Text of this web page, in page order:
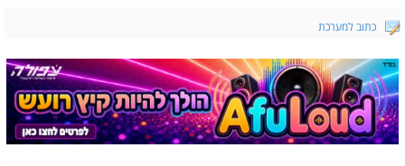
כתוב למערכת